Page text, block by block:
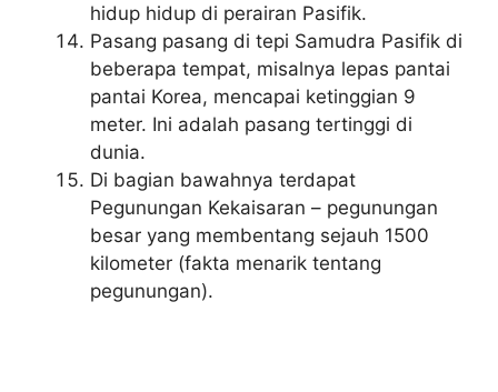
hidup hidup di perairan Pasifik.
Pasang pasang di tepi Samudra Pasifik di
beberapa tempat, misalnya lepas pantai
pantai Korea, mencapai ketinggian 9
meter. Ini adalah pasang tertinggi di
dunia.
Di bagian bawahnya terdapat
Pegunungan Kekaisaran – pegunungan
besar yang membentang sejauh 1500
kilometer (fakta menarik tentang
pegunungan).